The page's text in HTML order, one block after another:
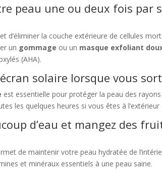
peau une ou deux fois par
d’éliminer la couche extérieure de cellules
un gommage ou un masque exfoliant
(AHA).
solaire lorsque vous
est essentielle pour protéger la peau des
les quelques heures si vous êtes à l’extérieur
d’eau et mangez des
de maintenir votre peau hydratée de
et minéraux essentiels à une peau saine.